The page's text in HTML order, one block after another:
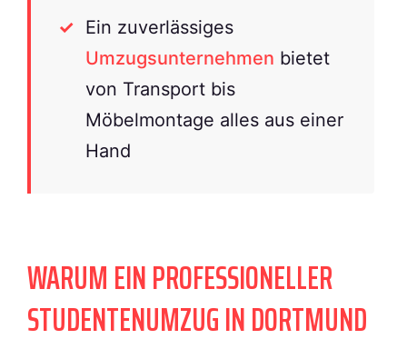
Ein zuverlässiges
Umzugsunternehmen bietet
von Transport bis
Möbelmontage alles aus einer
Hand
WARUM EIN PROFESSIONELLER
STUDENTENUMZUG IN DORTMUND